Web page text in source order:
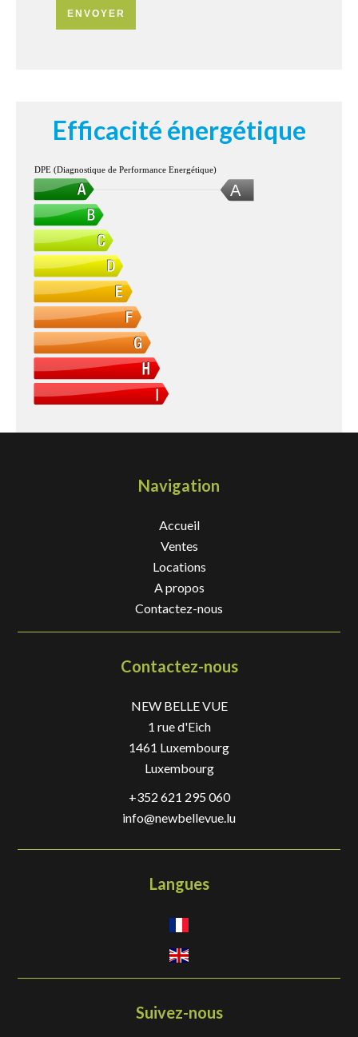
ENVOYER
Efficacité énergétique
A
DPE (Diagnostique de Performance Energétique)
Navigation
Accueil
Ventes
Locations
A propos
Contactez-nous
Contactez-nous
NEW BELLE VUE
1 rue d'Eich
1461 Luxembourg
Luxembourg
+352 621 295 060
info@newbellevue.lu
Langues
Suivez-nous